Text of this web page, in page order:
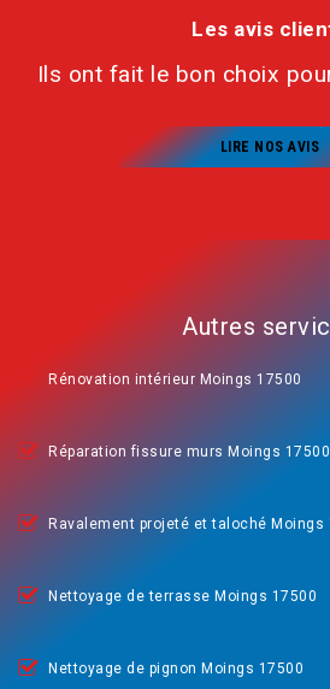
Les avis
Ils ont fait le bon choix
LIRE NOS AVIS
Autres
Rénovation intérieur Moings 17500
Réparation fissure murs Moings 17500
Ravalement projeté et taloché Moings
Nettoyage de terrasse Moings 17500
Nettoyage de pignon Moings 17500